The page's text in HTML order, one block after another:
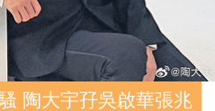
陶大宇孖吳啟華張兆